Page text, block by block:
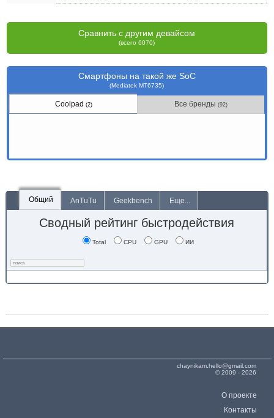
Сравнить с другим девайсом
(всего 6070)
Смартфоны на такой же SoC
(Mediatek MT6735)
Coolpad (2) Все бренды(92)
Общий AnTuTu Geekbench Еще...
Сводный рейтинг быстродействия
Total CPU GPU ИИ
chaynikam.hello@gmail.com
© 2009 - 2026
О проекте
Контакты